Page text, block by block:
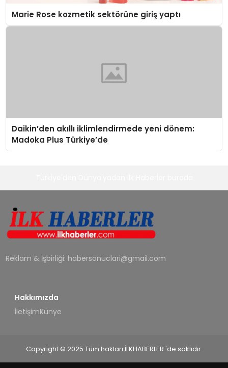
Marie Rose kozmetik sektörüne giriş yaptı
Daikin’den akıllı iklimlendirmede yeni dönem:
Madoka Plus Türkiye’de
Reklam & İşbirliği: habersonuclari@gmail.com
Hakkımızda
İletişimKünye
Copyright © 2025 Tüm hakları İLKHABERLER 'de saklıdır.